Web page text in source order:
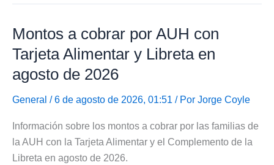
2%
de
aumento
de
Anses
septiembre
de
2026
Montos a cobrar por AUH con
Tarjeta Alimentar y Libreta en
agosto de 2026
General / 6 de agosto de 2026, 01:51 / Por Jorge Coyle
Información sobre los montos a cobrar por las familias de
la AUH con la Tarjeta Alimentar y el Complemento de la
Libreta en agosto de 2026.